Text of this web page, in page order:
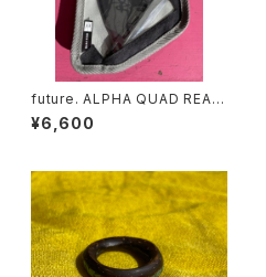
future. ALPHA QUAD REAR
375 QD2（フューチャーズ アル
ファ クワッドリアート レイラーフ
¥6,600